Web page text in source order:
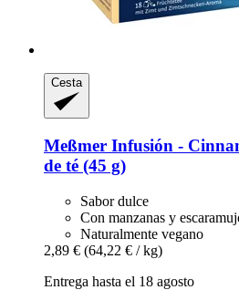
Cesta
Meßmer Infusión -​
de té (45 g)
Sabor dulce
Con manzanas y
Naturalmente vegano
2,89 € (64,22 € / kg)
Entrega hasta el 18 agosto